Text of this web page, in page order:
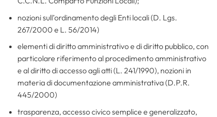
nozioni sull’ordinamento degli Enti locali (D. Lgs.
267/2000 e L. 56/2014)
elementi di diritto amministrativo e di diritto pubblico, con
particolare riferimento al procedimento amministrativo
e al diritto di accesso agli atti (L. 241/1990), nozioni in
materia di documentazione amministrativa (D.P.R.
445/2000)
trasparenza, accesso civico semplice e generalizzato,